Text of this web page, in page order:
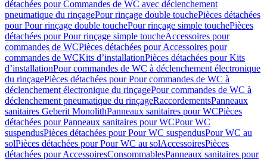
détachées pour Commandes de WC avec déclenchement
pneumatique du rinçagePour rinçage double touchePièces détachées
pour Pour rinçage double touchePour rinçage simple touchePièces
détachées pour Pour rinçage simple toucheAccessoires pour
commandes de WCPièces détachées pour Accessoires pour
commandes de WCKits d’installationPièces détachées pour Kits
d’installationPour commandes de WC à déclenchement électronique
du rinçagePièces détachées pour Pour commandes de WC à
déclenchement électronique du rinçagePour commandes de WC à
déclenchement pneumatique du rinçageRaccordementsPanneaux
sanitaires Geberit MonolithPanneaux sanitaires pour WCPièces
détachées pour Panneaux sanitaires pour WCPour WC
suspendusPièces détachées pour Pour WC suspendusPour WC au
solPièces détachées pour Pour WC au solAccessoiresPièces
détachées pour AccessoiresConsommablesPanneaux sanitaires pour